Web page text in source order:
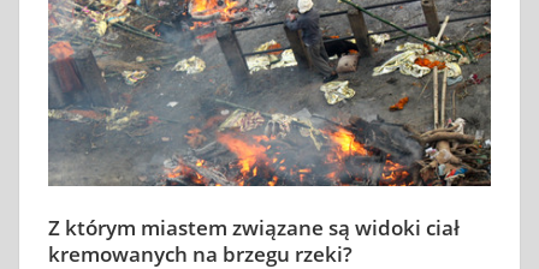
Z którym miastem związane są widoki ciał
kremowanych na brzegu rzeki?